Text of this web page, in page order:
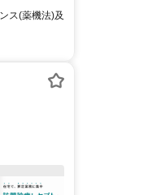
ス(薬機法)及